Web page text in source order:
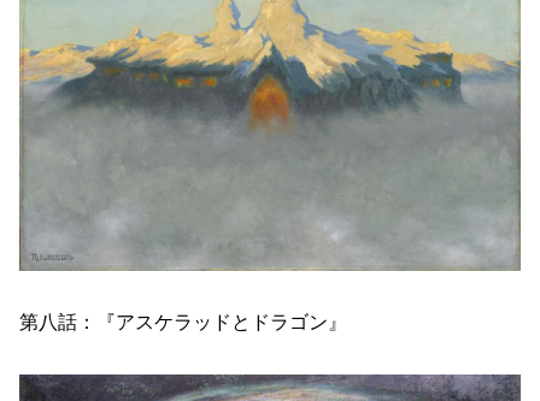
第八話：『アスケラッドとドラゴン』